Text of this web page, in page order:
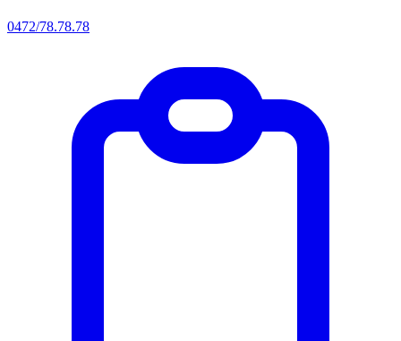
0472/78.78.78